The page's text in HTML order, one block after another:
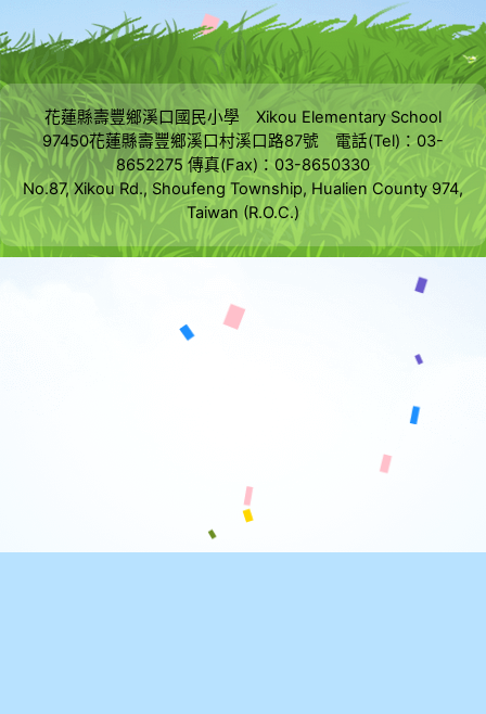
花蓮縣壽豐鄉溪口國民小學 Xikou Elementary School
97450花蓮縣壽豐鄉溪口村溪口路87號 電話(Tel)：03-
8652275 傳真(Fax)：03-8650330
No.87, Xikou Rd., Shoufeng Township, Hualien County 974,
Taiwan (R.O.C.)